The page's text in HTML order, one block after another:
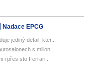
Nadace EPCG
jediný detail, kter...
s milion...
i přes sto Ferrari...